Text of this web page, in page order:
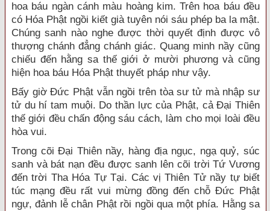
hoa báu ngàn cánh màu hoàng kim. Trên hoa báu đều
có Hóa Phật ngồi kiết già tuyên nói sáu phép ba la mật.
Chúng sanh nào nghe được thời quyết định được vô
thượng chánh đẳng chánh giác. Quang minh nầy cũng
chiếu đến hằng sa thế giới ở mười phương và cũng
hiện hoa báu Hóa Phật thuyết pháp như vậy.
Bấy giờ Đức Phật vẫn ngồi trên tòa sư tử mà nhập sư
tử du hí tam muội. Do thần lực của Phật, cả Đại Thiên
thế giới đều chấn động sáu cách, làm cho mọi loài đều
hòa vui.
Trong cõi Đại Thiên nầy, hàng địa ngục, ngạ quỷ, súc
sanh và bát nạn đều được sanh lên cõi trời Tứ Vương
đến trời Tha Hóa Tự Tại. Các vị Thiên Tử nầy tự biết
túc mạng đều rất vui mừng đồng đến chỗ Đức Phật
ngự, đảnh lễ chân Phật rồi ngồi qua một phía. Hằng sa